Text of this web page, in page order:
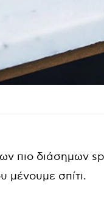
πιο διάσημων
μένουμε σπίτι.